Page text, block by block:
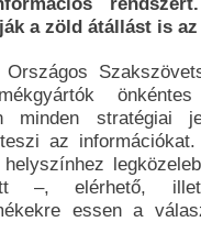
a zöld átállást is az
minden stratégiai
az
–, elérhető,
essen a